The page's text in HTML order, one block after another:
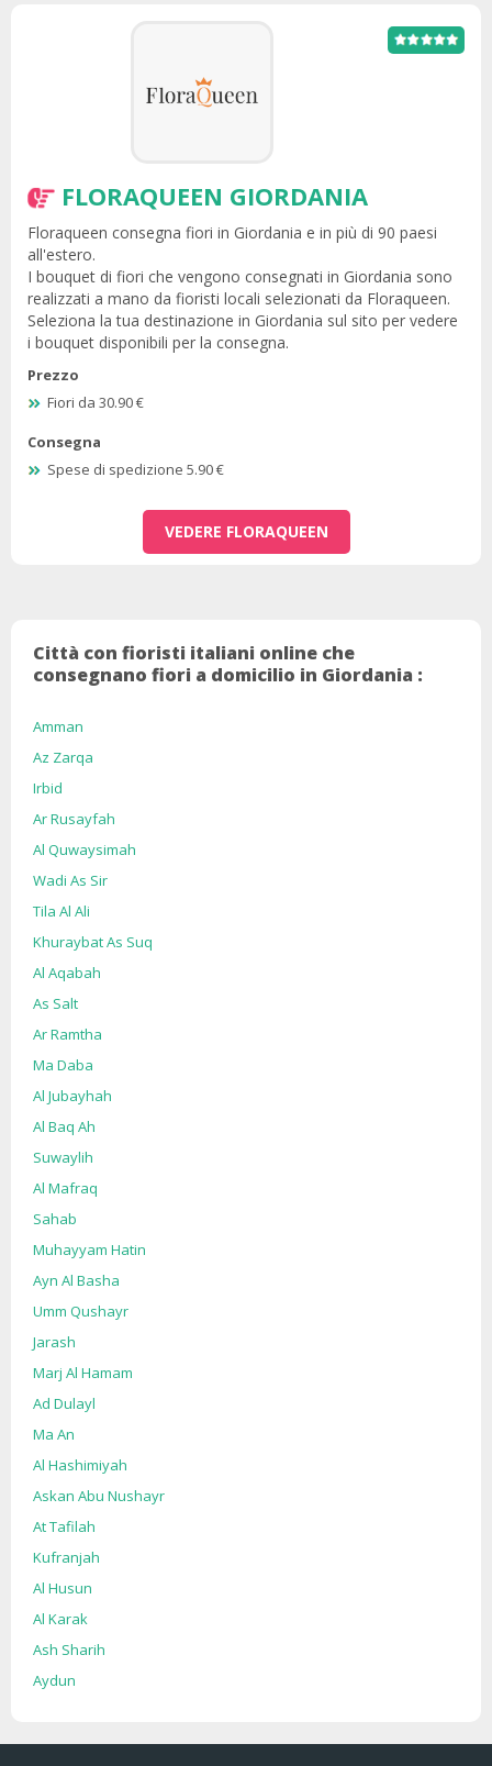
FLORAQUEEN GIORDANIA
Floraqueen consegna fiori in Giordania e in più di 90 paesi
all'estero.
I bouquet di fiori che vengono consegnati in Giordania sono
realizzati a mano da fioristi locali selezionati da Floraqueen.
Seleziona la tua destinazione in Giordania sul sito per vedere
i bouquet disponibili per la consegna.
Prezzo
Fiori da 30.90 €
Consegna
Spese di spedizione 5.90 €
VEDERE FLORAQUEEN
Città con fioristi italiani online che
consegnano fiori a domicilio in Giordania :
Amman
Az Zarqa
Irbid
Ar Rusayfah
Al Quwaysimah
Wadi As Sir
Tila Al Ali
Khuraybat As Suq
Al Aqabah
As Salt
Ar Ramtha
Ma Daba
Al Jubayhah
Al Baq Ah
Suwaylih
Al Mafraq
Sahab
Muhayyam Hatin
Ayn Al Basha
Umm Qushayr
Jarash
Marj Al Hamam
Ad Dulayl
Ma An
Al Hashimiyah
Askan Abu Nushayr
At Tafilah
Kufranjah
Al Husun
Al Karak
Ash Sharih
Aydun